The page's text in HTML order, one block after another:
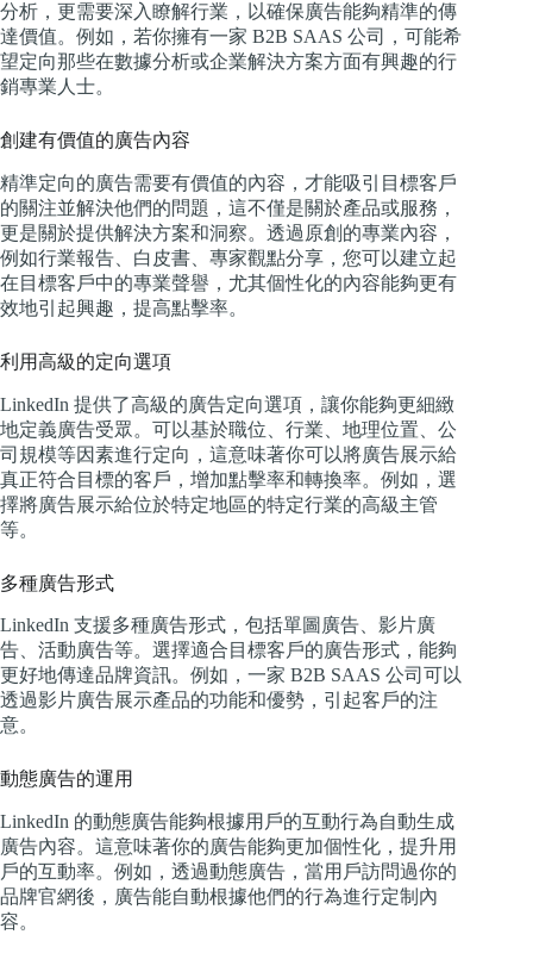
分析，更需要深入瞭解行業，以確保廣告能夠精準的傳
達價值。例如，若你擁有一家 B2B SAAS 公司，可能希
望定向那些在數據分析或企業解決方案方面有興趣的行
銷專業人士。
創建有價值的廣告內容
精準定向的廣告需要有價值的內容，才能吸引目標客戶
的關注並解決他們的問題，這不僅是關於產品或服務，
更是關於提供解決方案和洞察。透過原創的專業內容，
例如行業報告、白皮書、專家觀點分享，您可以建立起
在目標客戶中的專業聲譽，尤其個性化的內容能夠更有
效地引起興趣，提高點擊率。
利用高級的定向選項
LinkedIn 提供了高級的廣告定向選項，讓你能夠更細緻
地定義廣告受眾。可以基於職位、行業、地理位置、公
司規模等因素進行定向，這意味著你可以將廣告展示給
真正符合目標的客戶，增加點擊率和轉換率。例如，選
擇將廣告展示給位於特定地區的特定行業的高級主管
等。
多種廣告形式
LinkedIn 支援多種廣告形式，包括單圖廣告、影片廣
告、活動廣告等。選擇適合目標客戶的廣告形式，能夠
更好地傳達品牌資訊。例如，一家 B2B SAAS 公司可以
透過影片廣告展示產品的功能和優勢，引起客戶的注
意。
動態廣告的運用
LinkedIn 的動態廣告能夠根據用戶的互動行為自動生成
廣告內容。這意味著你的廣告能夠更加個性化，提升用
戶的互動率。例如，透過動態廣告，當用戶訪問過你的
品牌官網後，廣告能自動根據他們的行為進行定制內
容。